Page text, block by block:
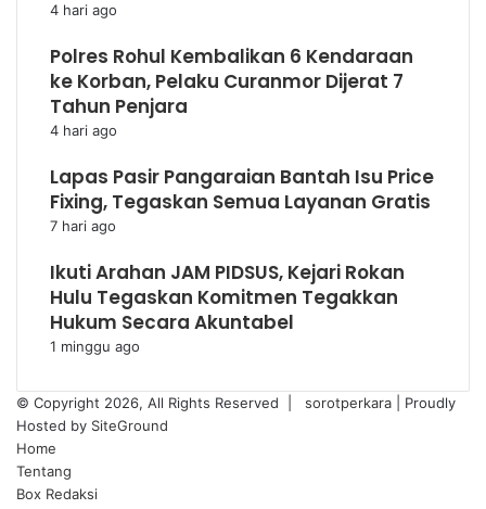
4 hari ago
Polres Rohul Kembalikan 6 Kendaraan
ke Korban, Pelaku Curanmor Dijerat 7
Tahun Penjara
4 hari ago
Lapas Pasir Pangaraian Bantah Isu Price
Fixing, Tegaskan Semua Layanan Gratis
7 hari ago
Ikuti Arahan JAM PIDSUS, Kejari Rokan
Hulu Tegaskan Komitmen Tegakkan
Hukum Secara Akuntabel
1 minggu ago
© Copyright 2026, All Rights Reserved | sorotperkara
| Proudly
Hosted by SiteGround
Home
Tentang
Box Redaksi